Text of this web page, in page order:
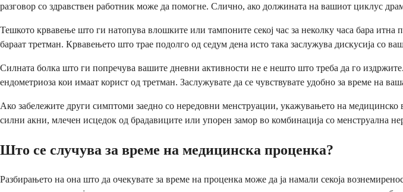
разговор со здравствен работник може да помогне. Слично, ако должината на вашиот циклус
Тешкото крвавење што ги натопува влошките или тампоните секој час за неколку часа бара
бараат третман. Крвавењето што трае подолго од седум дена исто така заслужува дискусија со
Силната болка што ги попречува вашите дневни активности не е нешто што треба да го
ендометриоза кои имаат корист од третман. Заслужувате да се чувствувате удобно за време на
Ако забележите други симптоми заедно со нередовни менструации, укажувањето на
силни акни, млечен исцедок од брадавиците или упорен замор во комбинација со менструална
Што се случува за време на медицинска проценка?
Разбирањето на она што да очекувате за време на проценка може да ја намали секоја